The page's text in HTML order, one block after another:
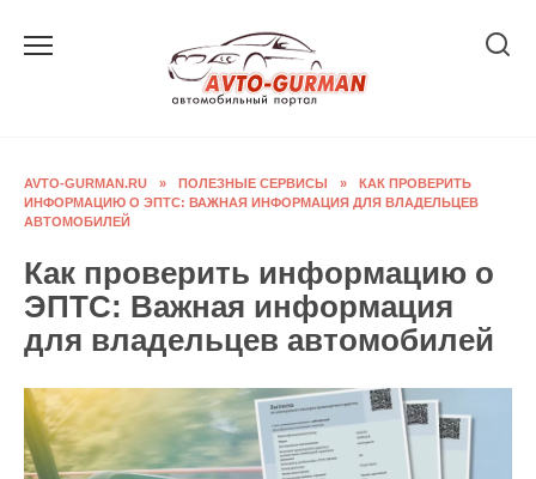
AVTO-GURMAN.RU » ПОЛЕЗНЫЕ СЕРВИСЫ »
КАК ПРОВЕРИТЬ
ИНФОРМАЦИЮ О ЭПТС: ВАЖНАЯ ИНФОРМАЦИЯ ДЛЯ ВЛАДЕЛЬЦЕВ
АВТОМОБИЛЕЙ
Как проверить информацию о
ЭПТС: Важная информация
для владельцев автомобилей